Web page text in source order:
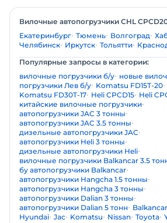
Вилочные автопогрузчики CHL
Екатеринбург Тюмень Волгоград
Челябинск Иркутск Тольятти
Популярные запросы в категории:
вилочные погрузчики б/у новые
погрузчики Лев б/у Komatsu FD15T-20
Komatsu FD30T-17 Heli CPCD15 Heli
китайские вилочные погрузчики
автопогрузчики JAC 3 тонны
автопогрузчики JAC 3.5 тонны
дизельные автопогрузчики JAC
автопогрузчики Heli 3 тонны
дизельные автопогрузчики Heli
вилочные погрузчики Balkancar 3.5
бу автопогрузчики Balkancar
автопогрузчики Hangcha 1.5 тонны
автопогрузчики Hangcha 3 тонны
автопогрузчики Dalian 3 тонны
автопогрузчики Dalian 5 тонн
Balkancar
Hyundai Jac Komatsu Nissan Toyota